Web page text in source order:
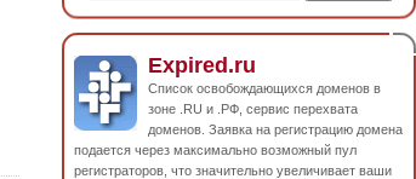
Expired.ru
Список освобождающихся доменов в
зоне .RU и .РФ, сервис перехвата
доменов. Заявка на регистрацию домена
подается через максимально возможный пул
регистраторов, что значительно увеличивает ваши